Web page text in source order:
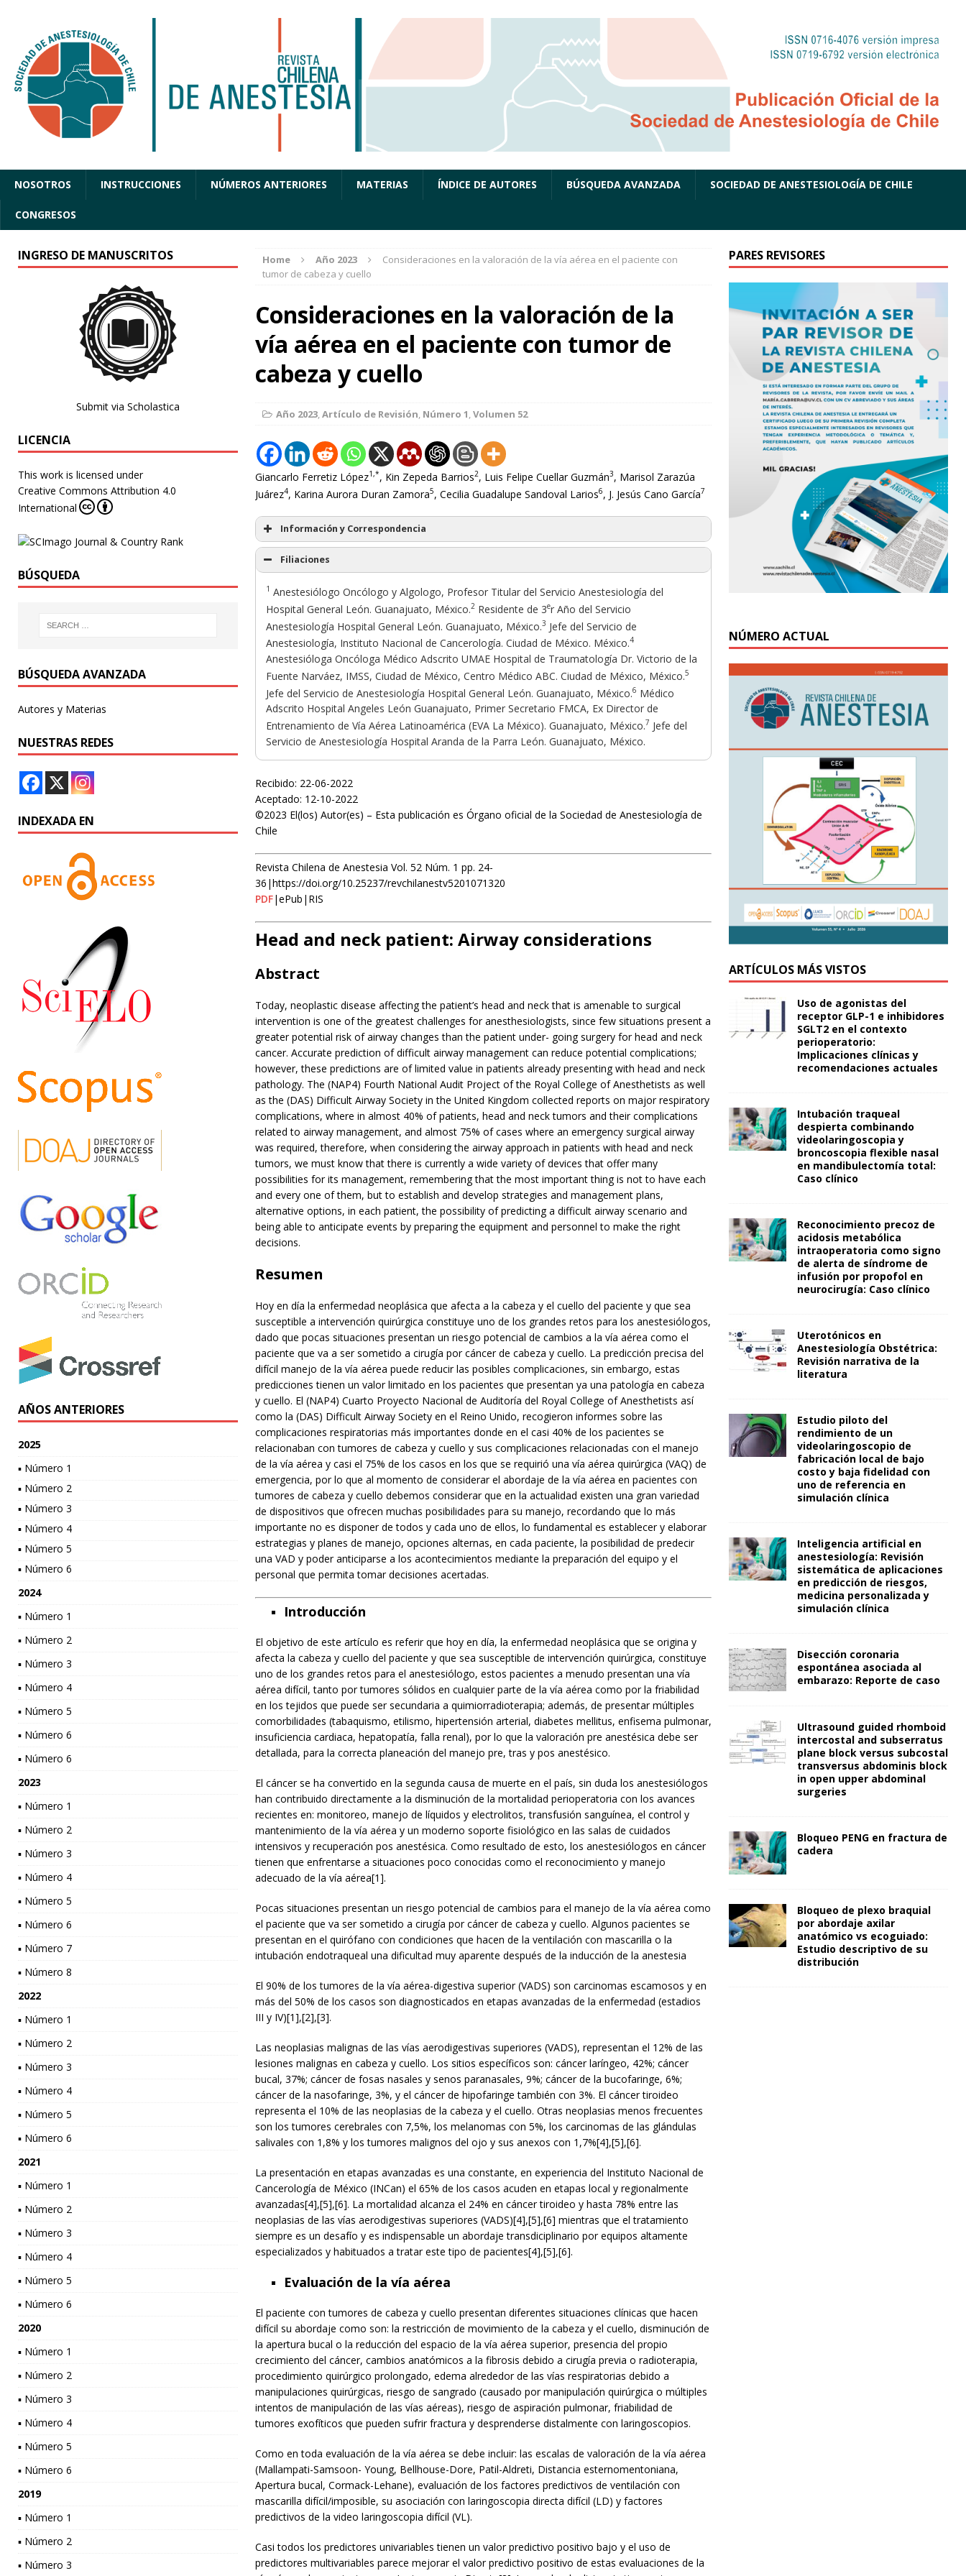
NOSOTROS INSTRUCCIONES NÚMEROS ANTERIORES MATERIAS ÍNDICE DE AUTORES BÚSQUEDA AVANZADA SOCIEDAD DE ANESTESIOLOGÍA DE CHILE
CONGRESOS
Home Año 2023
Consideraciones en la valoración de la vía aérea en el paciente con
tumor de cabeza y cuello
Consideraciones en la valoración de la
vía aérea en el paciente con tumor de
cabeza y cuello
Año 2023,Artículo de Revisión, Número 1,Volumen 52
Giancarlo Ferretiz López1,*, Kin Zepeda Barrios2, Luis Felipe Cuellar Guzmán3, Marisol Zarazúa
Juárez4, Karina Aurora Duran Zamora5, Cecilia Guadalupe Sandoval Larios6, J. Jesús Cano García7
Información y Correspondencia
Filiaciones
1 Anestesiólogo Oncólogo y Algologo, Profesor Titular del Servicio Anestesiología del
Hospital General León. Guanajuato, México.2Residente de 3er Año del Servicio
Anestesiología Hospital General León. Guanajuato, México.3 Jefe del Servicio de
Anestesiología, Instituto Nacional de Cancerología. Ciudad de México. México.4
Anestesióloga Oncóloga Médico Adscrito UMAE Hospital de Traumatología Dr. Victorio de la
Fuente Narváez, IMSS, Ciudad de México, Centro Médico ABC. Ciudad de México, México.5
Jefe del Servicio de Anestesiología Hospital General León. Guanajuato, México.6 Médico
Adscrito Hospital Angeles León Guanajuato, Primer Secretario FMCA, Ex Director de
Entrenamiento de Vía Aérea Latinoamérica (EVA La México). Guanajuato, México.7 Jefe del
Servicio de Anestesiología Hospital Aranda de la Parra León. Guanajuato, México.
Recibido: 22-06-2022
Aceptado: 12-10-2022
©2023 El(los) Autor(es) – Esta publicación es Órgano oficial de la Sociedad de Anestesiología de
Chile
Revista Chilena de Anestesia Vol. 52 Núm. 1 pp. 24-
36|https://doi.org/10.25237/revchilanestv5201071320
PDF|ePub|RIS
Head and neck patient: Airway considerations
Abstract
Today, neoplastic disease affecting the patient’s head and neck that is amenable to surgical
intervention is one of the greatest challenges for anesthesiologists, since few situations present a
greater potential risk of airway changes than the patient under- going surgery for head and neck
cancer. Accurate prediction of difficult airway management can reduce potential complications;
however, these predictions are of limited value in patients already presenting with head and neck
pathology. The (NAP4) Fourth National Audit Project of the Royal College of Anesthetists as well
as the (DAS) Difficult Airway Society in the United Kingdom collected reports on major respiratory
complications, where in almost 40% of patients, head and neck tumors and their complications
related to airway management, and almost 75% of cases where an emergency surgical airway
was required, therefore, when considering the airway approach in patients with head and neck
tumors, we must know that there is currently a wide variety of devices that offer many
possibilities for its management, remembering that the most important thing is not to have each
and every one of them, but to establish and develop strategies and management plans,
alternative options, in each patient, the possibility of predicting a difficult airway scenario and
being able to anticipate events by preparing the equipment and personnel to make the right
decisions.
Resumen
Hoy en día la enfermedad neoplásica que afecta a la cabeza y el cuello del paciente y que sea
susceptible a intervención quirúrgica constituye uno de los grandes retos para los anestesiólogos,
dado que pocas situaciones presentan un riesgo potencial de cambios a la vía aérea como el
paciente que va a ser sometido a cirugía por cáncer de cabeza y cuello. La predicción precisa del
difícil manejo de la vía aérea puede reducir las posibles complicaciones, sin embargo, estas
predicciones tienen un valor limitado en los pacientes que presentan ya una patología en cabeza
y cuello. El (NAP4) Cuarto Proyecto Nacional de Auditoría del Royal College of Anesthetists así
como la (DAS) Difficult Airway Society en el Reino Unido, recogieron informes sobre las
complicaciones respiratorias más importantes donde en el casi 40% de los pacientes se
relacionaban con tumores de cabeza y cuello y sus complicaciones relacionadas con el manejo
de la vía aérea y casi el 75% de los casos en los que se requirió una vía aérea quirúrgica (VAQ) de
emergencia, por lo que al momento de considerar el abordaje de la vía aérea en pacientes con
tumores de cabeza y cuello debemos considerar que en la actualidad existen una gran variedad
de dispositivos que ofrecen muchas posibilidades para su manejo, recordando que lo más
importante no es disponer de todos y cada uno de ellos, lo fundamental es establecer y elaborar
estrategias y planes de manejo, opciones alternas, en cada paciente, la posibilidad de predecir
una VAD y poder anticiparse a los acontecimientos mediante la preparación del equipo y el
personal que permita tomar decisiones acertadas.
Introducción
El objetivo de este artículo es referir que hoy en día, la enfermedad neoplásica que se origina y
afecta la cabeza y cuello del paciente y que sea susceptible de intervención quirúrgica, constituye
uno de los grandes retos para el anestesiólogo, estos pacientes a menudo presentan una vía
aérea difícil, tanto por tumores sólidos en cualquier parte de la vía aérea como por la friabilidad
en los tejidos que puede ser secundaria a quimiorradioterapia; además, de presentar múltiples
comorbilidades (tabaquismo, etilismo, hipertensión arterial, diabetes mellitus, enfisema pulmonar,
insuficiencia cardiaca, hepatopatía, falla renal), por lo que la valoración pre anestésica debe ser
detallada, para la correcta planeación del manejo pre, tras y pos anestésico.
El cáncer se ha convertido en la segunda causa de muerte en el país, sin duda los anestesiólogos
han contribuido directamente a la disminución de la mortalidad perioperatoria con los avances
recientes en: monitoreo, manejo de líquidos y electrolitos, transfusión sanguínea, el control y
mantenimiento de la vía aérea y un moderno soporte fisiológico en las salas de cuidados
intensivos y recuperación pos anestésica. Como resultado de esto, los anestesiólogos en cáncer
tienen que enfrentarse a situaciones poco conocidas como el reconocimiento y manejo
adecuado de la vía aérea[1].
Pocas situaciones presentan un riesgo potencial de cambios para el manejo de la vía aérea como
el paciente que va ser sometido a cirugía por cáncer de cabeza y cuello. Algunos pacientes se
presentan en el quirófano con condiciones que hacen de la ventilación con mascarilla o la
intubación endotraqueal una dificultad muy aparente después de la inducción de la anestesia
El 90% de los tumores de la vía aérea-digestiva superior (VADS) son carcinomas escamosos y en
más del 50% de los casos son diagnosticados en etapas avanzadas de la enfermedad (estadios
III y IV)[1],[2],[3].
Las neoplasias malignas de las vías aerodigestivas superiores (VADS), representan el 12% de las
lesiones malignas en cabeza y cuello. Los sitios específicos son: cáncer laríngeo, 42%; cáncer
bucal, 37%; cáncer de fosas nasales y senos paranasales, 9%; cáncer de la bucofaringe, 6%;
cáncer de la nasofaringe, 3%, y el cáncer de hipofaringe también con 3%. El cáncer tiroideo
representa el 10% de las neoplasias de la cabeza y el cuello. Otras neoplasias menos frecuentes
son los tumores cerebrales con 7,5%, los melanomas con 5%, los carcinomas de las glándulas
salivales con 1,8% y los tumores malignos del ojo y sus anexos con 1,7%[4],[5],[6].
La presentación en etapas avanzadas es una constante, en experiencia del Instituto Nacional de
Cancerología de México (INCan) el 65% de los casos acuden en etapas local y regionalmente
avanzadas[4],[5],[6]. La mortalidad alcanza el 24% en cáncer tiroideo y hasta 78% entre las
neoplasias de las vías aerodigestivas superiores (VADS)[4],[5],[6] mientras que el tratamiento
siempre es un desafío y es indispensable un abordaje transdiciplinario por equipos altamente
especializados y habituados a tratar este tipo de pacientes[4],[5],[6].
Evaluación de la vía aérea
El paciente con tumores de cabeza y cuello presentan diferentes situaciones clínicas que hacen
difícil su abordaje como son: la restricción de movimiento de la cabeza y el cuello, disminución de
la apertura bucal o la reducción del espacio de la vía aérea superior, presencia del propio
crecimiento del cáncer, cambios anatómicos a la fibrosis debido a cirugía previa o radioterapia,
procedimiento quirúrgico prolongado, edema alrededor de las vías respiratorias debido a
manipulaciones quirúrgicas, riesgo de sangrado (causado por manipulación quirúrgica o múltiples
intentos de manipulación de las vías aéreas), riesgo de aspiración pulmonar, friabilidad de
tumores exofíticos que pueden sufrir fractura y desprenderse distalmente con laringoscopios.
Como en toda evaluación de la vía aérea se debe incluir: las escalas de valoración de la vía aérea
(Mallampati-Samsoon- Young, Bellhouse-Dore, Patil-Aldreti, Distancia esternomentoniana,
Apertura bucal, Cormack-Lehane), evaluación de los factores predictivos de ventilación con
mascarilla difícil/imposible, su asociación con laringoscopia directa difícil (LD) y factores
predictivos de la video laringoscopia difícil (VL).
Casi todos los predictores univariables tienen un valor predictivo positivo bajo y el uso de
predictores multivariables parece mejorar el valor predictivo positivo de estas evaluaciones de la
INGRESO DE MANUSCRITOS
Submit via Scholastica
LICENCIA
This work is licensed under
Creative Commons Attribution 4.0
International
BÚSQUEDA
BÚSQUEDA AVANZADA
Autores y Materias
NUESTRAS REDES
INDEXADA EN
AÑOS ANTERIORES
2025
▪ Número 1
▪ Número 2
▪ Número 3
▪ Número 4
▪ Número 5
▪ Número 6
2024
▪ Número 1
▪ Número 2
▪ Número 3
▪ Número 4
▪ Número 5
▪ Número 6
▪ Número 6
2023
▪ Número 1
▪ Número 2
▪ Número 3
▪ Número 4
▪ Número 5
▪ Número 6
▪ Número 7
▪ Número 8
2022
▪ Número 1
▪ Número 2
▪ Número 3
▪ Número 4
▪ Número 5
▪ Número 6
2021
▪ Número 1
▪ Número 2
▪ Número 3
▪ Número 4
▪ Número 5
▪ Número 6
2020
▪ Número 1
▪ Número 2
▪ Número 3
▪ Número 4
▪ Número 5
▪ Número 6
2019
▪ Número 1
▪ Número 2
▪ Número 3
PARES REVISORES
NÚMERO ACTUAL
ARTÍCULOS MÁS VISTOS
Uso de agonistas del
receptor GLP-1 e inhibidores
SGLT2 en el contexto
perioperatorio:
Implicaciones clínicas y
recomendaciones actuales
Intubación traqueal
despierta combinando
videolaringoscopia y
broncoscopia flexible nasal
en mandibulectomía total:
Caso clínico
Reconocimiento precoz de
acidosis metabólica
intraoperatoria como signo
de alerta de síndrome de
infusión por propofol en
neurocirugía: Caso clínico
Uterotónicos en
Anestesiología Obstétrica:
Revisión narrativa de la
literatura
Estudio piloto del
rendimiento de un
videolaringoscopio de
fabricación local de bajo
costo y baja fidelidad con
uno de referencia en
simulación clínica
Inteligencia artificial en
anestesiología: Revisión
sistemática de aplicaciones
en predicción de riesgos,
medicina personalizada y
simulación clínica
Disección coronaria
espontánea asociada al
embarazo: Reporte de caso
Ultrasound guided rhomboid
intercostal and subserratus
plane block versus subcostal
transversus abdominis block
in open upper abdominal
surgeries
Bloqueo PENG en fractura de
cadera
Bloqueo de plexo braquial
por abordaje axilar
anatómico vs ecoguiado:
Estudio descriptivo de su
distribución